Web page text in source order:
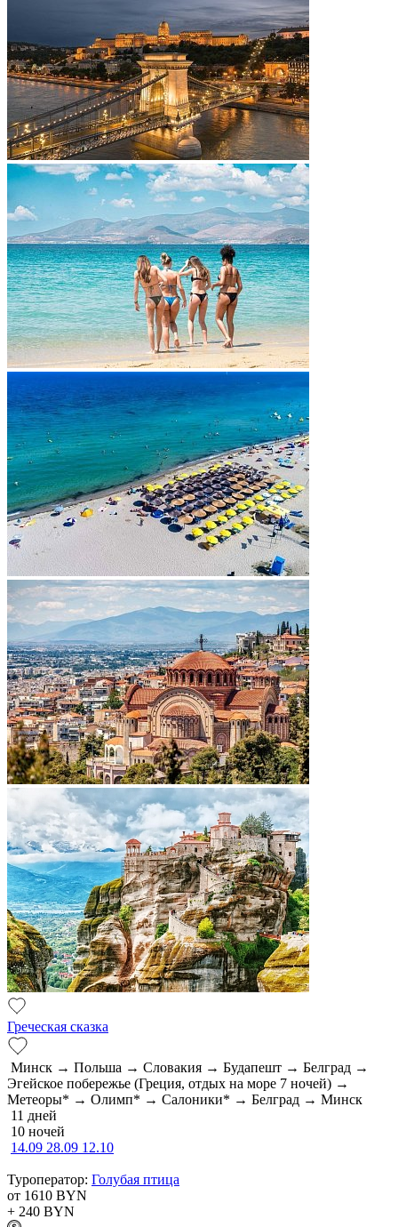
Греческая сказка
Минск → Польша → Словакия → Будапешт → Белград →
Эгейское побережье (Греция, отдых на море 7 ночей) →
Метеоры* → Олимп* → Салоники* → Белград → Минск
11 дней
10 ночей
14.09 28.09 12.10
Туроператор: Голубая птица
от 1610 BYN
+ 240 BYN